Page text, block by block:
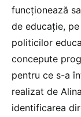
funcționează
de educație,
politicilor
concepute
pentru ce s-a
realizat de
identificarea